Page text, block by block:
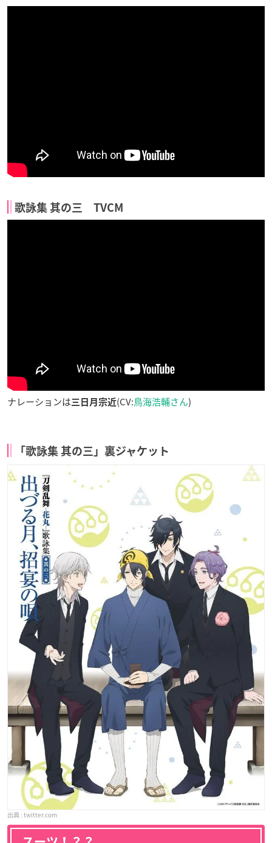
歌詠集 其の三 TVCM
ナレーションは三日月宗近(CV:鳥海浩輔さん)
「歌詠集 其の三」裏ジャケット
twitter.com